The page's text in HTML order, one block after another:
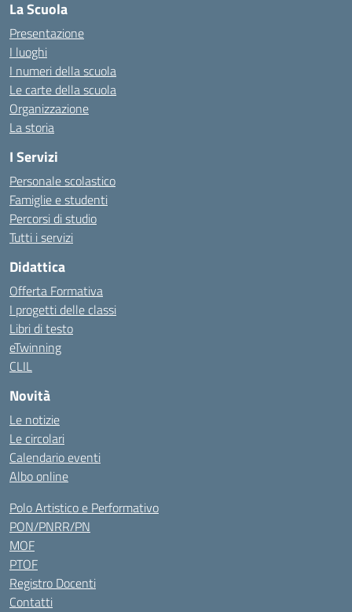
La Scuola
Presentazione
I luoghi
I numeri della scuola
Le carte della scuola
Organizzazione
La storia
I Servizi
Personale scolastico
Famiglie e studenti
Percorsi di studio
Tutti i servizi
Didattica
Offerta Formativa
I progetti delle classi
Libri di testo
eTwinning
CLIL
Novità
Le notizie
Le circolari
Calendario eventi
Albo online
Polo Artistico e Performativo
PON/PNRR/PN
MOF
PTOF
Registro Docenti
Contatti